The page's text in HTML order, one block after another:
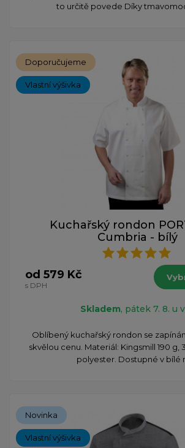
to určitě povede Díky
Doporučujeme
Vlastní výšivka
Kuchařský rondon
Cumbria - bílý
od 579 Kč
s DPH
Skladem, pátek 7. 8. u
Oblíbený kuchařský rondon se
skvělou cenu. Materiál: Kingsmill 190 g,
polyester. Dostupné v bílé
Novinka
Vlastní výšivka